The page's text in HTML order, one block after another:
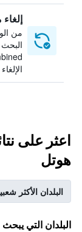
من
اعثر على
هوتل
البلدان الأكثر
البلدان التي